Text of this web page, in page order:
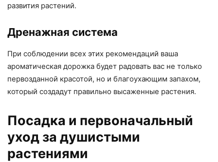
развития растений.
Дренажная система
При соблюдении всех этих рекомендаций ваша
ароматическая дорожка будет радовать вас не только
первозданной красотой, но и благоухающим запахом,
который создадут правильно высаженные растения.
Посадка и первоначальный
уход за душистыми
растениями